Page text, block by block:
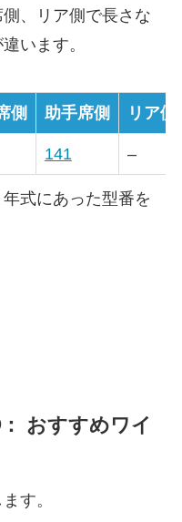
、リア側で長さな
います。
側 助手席側 リア側
141 –
式にあった型番を
おすすめワイ
す。